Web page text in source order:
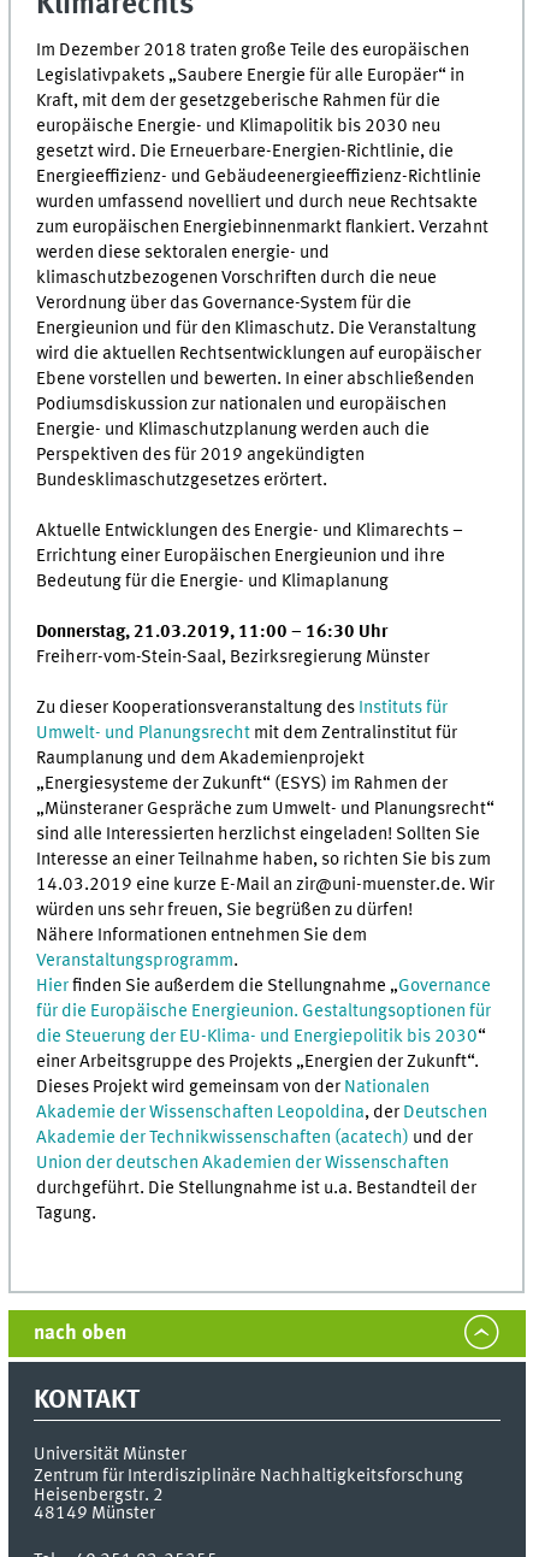
Im Dezember 2018 traten große Teile des europäischen
Legislativpakets „Saubere Energie für alle Europäer“ in
Kraft, mit dem der gesetzgeberische Rahmen für die
europäische Energie- und Klimapolitik bis 2030 neu
gesetzt wird. Die Erneuerbare-Energien-Richtlinie, die
Energieeffizienz- und Gebäudeenergieeffizienz-Richtlinie
wurden umfassend novelliert und durch neue Rechtsakte
zum europäischen Energiebinnenmarkt flankiert. Verzahnt
werden diese sektoralen energie- und
klimaschutzbezogenen Vorschriften durch die neue
Verordnung über das Governance-System für die
Energieunion und für den Klimaschutz. Die Veranstaltung
wird die aktuellen Rechtsentwicklungen auf europäischer
Ebene vorstellen und bewerten. In einer abschließenden
Podiumsdiskussion zur nationalen und europäischen
Energie- und Klimaschutzplanung werden auch die
Perspektiven des für 2019 angekündigten
Bundesklimaschutzgesetzes erörtert.
Aktuelle Entwicklungen des Energie- und Klimarechts –
Errichtung einer Europäischen Energieunion und ihre
Bedeutung für die Energie- und Klimaplanung
Donnerstag, 21.03.2019, 11:00 – 16:30 Uhr
Freiherr-vom-Stein-Saal, Bezirksregierung Münster
Zu dieser Kooperationsveranstaltung des Instituts für
Umwelt- und Planungsrecht mit dem Zentralinstitut für
Raumplanung und dem Akademienprojekt
„Energiesysteme der Zukunft“ (ESYS) im Rahmen der
„Münsteraner Gespräche zum Umwelt- und Planungsrecht“
sind alle Interessierten herzlichst eingeladen! Sollten Sie
Interesse an einer Teilnahme haben, so richten Sie bis zum
14.03.2019 eine kurze E-Mail an zir@uni-muenster.de. Wir
würden uns sehr freuen, Sie begrüßen zu dürfen!
Nähere Informationen entnehmen Sie dem
Veranstaltungsprogramm.
Hierfinden Sie außerdem die Stellungnahme „Governance
für die Europäische Energieunion. Gestaltungsoptionen für
die Steuerung der EU-Klima- und Energiepolitik bis 2030“
einer Arbeitsgruppe des Projekts „Energien der Zukunft“.
Dieses Projekt wird gemeinsam von der Nationalen
Akademie der Wissenschaften Leopoldina, der Deutschen
Akademie der Technikwissenschaften (acatech) und der
Union der deutschen Akademien der Wissenschaften
durchgeführt. Die Stellungnahme ist u.a. Bestandteil der
Tagung.
nach oben
KONTAKT
Universität Münster
Zentrum für Interdisziplinäre Nachhaltigkeitsforschung
Heisenbergstr. 2
48149 Münster